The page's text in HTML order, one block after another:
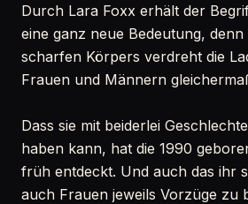
Durch Lara Foxx erhält der
eine ganz neue Bedeutung, denn
scharfen Körpers verdreht die
Frauen und Männern
Dass sie mit beiderlei
haben kann, hat die 1990
früh entdeckt. Und auch das ihr
auch Frauen jeweils Vorzüge zu